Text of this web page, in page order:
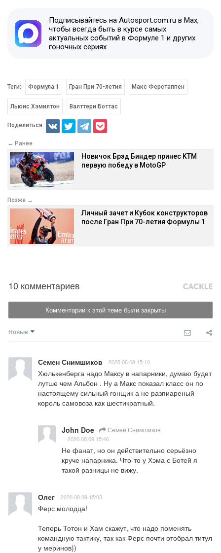
Подписывайтесь на Autosport.com.ru в Max,
чтобы всегда быть в курсе самых
актуальных событий в Формуле 1 и других
гоночных сериях
Теги: Формула 1 Гран При 70-летия Макс Ферстаппен
Льюис Хэмилтон Валттери Боттас
Поделиться:
← Ранее
Новичок Брэд Биндер принес KTM
первую победу в MotoGP
Позже →
Личный зачет и Кубок конструкторов
после Гран При 70-летия Формулы 1
10 комментариев
Комментарии к этой теме были закрыты
Новые
Семен Снимшиков 2020.08.09 15:10
Хюлькенберга надо Максу в напарники, думаю будет
лутше чем Альбон . Ну а Макс показал класс он по
настоящему сильный гонщик а не разпиареный
король самовоза как шестикратный.
John Doe Семен Снимшиков
2020.08.09 15:46
Не фанат, но он действительно серьёзно
круче напарника. Что-то у Хэма с Ботей я
такой разницы не вижу.
Олег 2020.08.09 15:03
Ферс молодца!
Теперь Тотон и Хам скажут, что надо поменять
командную тактику, так как Ферс почти отобрал титул
у меринов))